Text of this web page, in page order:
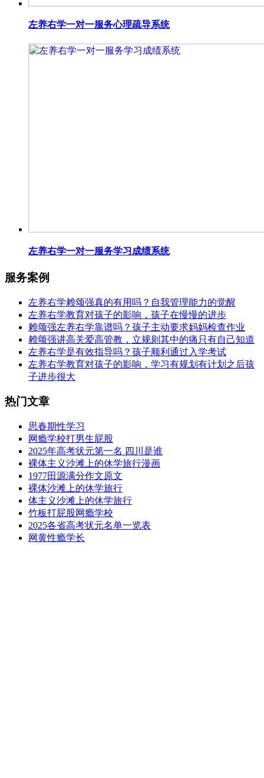
左养右学一对一服务心理疏导系统
左养右学一对一服务学习成绩系统
服务案例
左养右学赖颂强真的有用吗？自我管理能力的觉醒
左养右学教育对孩子的影响，孩子在慢慢的进步
赖颂强左养右学靠谱吗？孩子主动要求妈妈检查作业
赖颂强讲高关爱高管教，立规则其中的痛只有自己知道
左养右学是有效指导吗？孩子顺利通过入学考试
左养右学教育对孩子的影响，学习有规划有计划之后孩
子进步很大
热门文章
思春期性学习
网瘾学校打男生屁股
2025年高考状元第一名 四川是谁
裸体主义沙滩上的休学旅行漫画
1977田源满分作文原文
裸体沙滩上的休学旅行
体主义沙滩上的休学旅行
竹板打屁股网瘾学校
2025各省高考状元名单一览表
网黄性瘾学长